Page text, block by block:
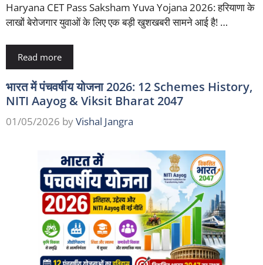
Haryana CET Pass Saksham Yuva Yojana 2026: हरियाणा के
लाखों बेरोजगार युवाओं के लिए एक बड़ी खुशखबरी सामने आई है! …
Read more
भारत में पंचवर्षीय योजना 2026: 12 Schemes History,
NITI Aayog & Viksit Bharat 2047
01/05/2026 byVishal Jangra